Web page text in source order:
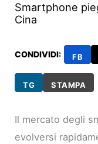
Smartphone
Cina
CONDIVIDI: FB
TG STAMPA
Il mercato degli
evolversi